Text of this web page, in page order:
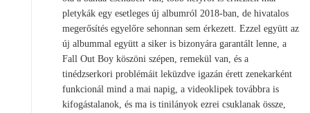
pletykák egy esetleges új albumról 2018-ban, de hivatalos
megerősítés egyelőre sehonnan sem érkezett. Ezzel együtt az
új albummal együtt a siker is bizonyára garantált lenne, a
Fall Out Boy köszöni szépen, remekül van, és a
tinédzserkori problémáit leküzdve igazán érett zenekarként
funkcionál mind a mai napig, a videoklipek továbbra is
kifogástalanok, és ma is tinilányok ezrei csuklanak össze,